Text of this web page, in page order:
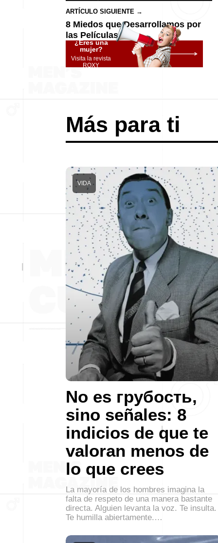
ARTÍCULO SIGUIENTE →
8 Miedos que Desarrollamos por
las Películas
¿Eres una
mujer?
Visita la revista
ROXY
Más para ti
No es грубость,
sino señales: 8
indicios de que te
valoran menos de
lo que crees
VIDA
La mayoría de los hombres imagina la
falta de respeto de una manera bastante
directa. Alguien levanta la voz. Te insulta.
Te humilla abiertamente.…